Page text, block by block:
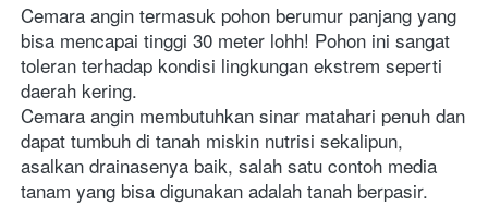
Cemara angin termasuk pohon berumur panjang yang
bisa mencapai tinggi 30 meter lohh! Pohon ini sangat
toleran terhadap kondisi lingkungan ekstrem seperti
daerah kering.
Cemara angin membutuhkan sinar matahari penuh dan
dapat tumbuh di tanah miskin nutrisi sekalipun,
asalkan drainasenya baik, salah satu contoh media
tanam yang bisa digunakan adalah tanah berpasir.